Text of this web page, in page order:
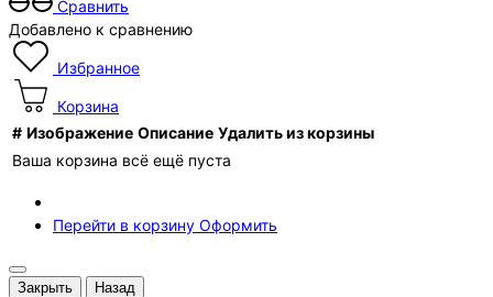
Сравнить
Добавлено к сравнению
Избранное
Корзина
# Изображение Описание Удалить из корзины
Ваша корзина всё ещё пуста
Перейти в корзину Оформить
Закрыть Назад